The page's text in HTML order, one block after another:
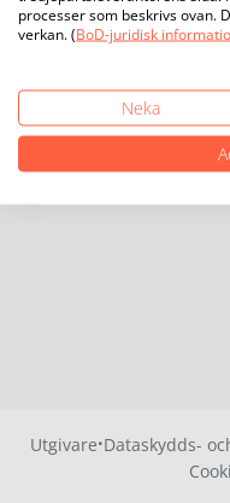
Utgivare·Dataskydds-
processer som beskrivs ovan.
verkan. (BoD-juridisk
Neka